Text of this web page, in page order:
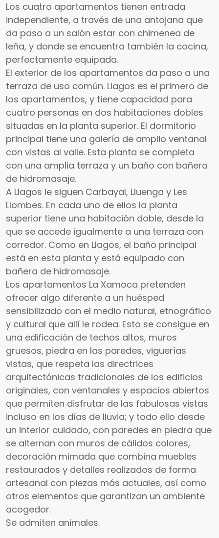
Los cuatro apartamentos tienen entrada
independiente, a través de una antojana que
da paso a un salón estar con chimenea de
leña, y donde se encuentra también la cocina,
perfectamente equipada.
El exterior de los apartamentos da paso a una
terraza de uso común. Llagos es el primero de
los apartamentos, y tiene capacidad para
cuatro personas en dos habitaciones dobles
situadas en la planta superior. El dormitorio
principal tiene una galería de amplio ventanal
con vistas al valle. Esta planta se completa
con una amplia terraza y un baño con bañera
de hidromasaje.
A Llagos le siguen Carbayal, Lluenga y Les
Llombes. En cada uno de ellos la planta
superior tiene una habitación doble, desde la
que se accede igualmente a una terraza con
corredor. Como en Llagos, el baño principal
está en esta planta y está equipado con
bañera de hidromasaje.
Los apartamentos La Xamoca pretenden
ofrecer algo diferente a un huésped
sensibilizado con el medio natural, etnográfico
y cultural que allí le rodea. Esto se consigue en
una edificación de techos altos, muros
gruesos, piedra en las paredes, viguerías
vistas, que respeta las directrices
arquitectónicas tradicionales de los edificios
originales, con ventanales y espacios abiertos
que permiten disfrutar de las fabulosas vistas
incluso en los días de lluvia; y todo ello desde
un interior cuidado, con paredes en piedra que
se alternan con muros de cálidos colores,
decoración mimada que combina muebles
restaurados y detalles realizados de forma
artesanal con piezas más actuales, así como
otros elementos que garantizan un ambiente
acogedor.
Se admiten animales.